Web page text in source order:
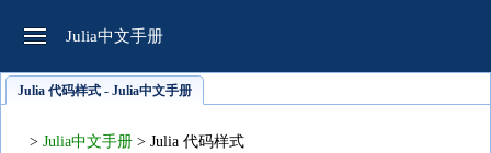
Julia中文手册
Julia 代码样式 - Julia中文手册
> Julia中文手册 > Julia 代码样式